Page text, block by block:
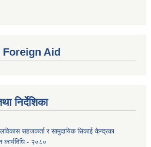
Foreign Aid
निर्देशिका
सहज‍कर्ता र सामुदायिक सिकाई केन्द्रका
कार्यविधि - २०८०